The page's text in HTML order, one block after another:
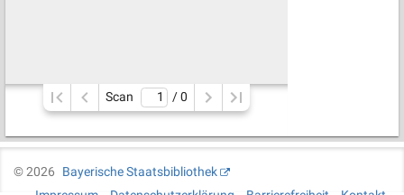
Scan / 0
©2026
Bayerische Staatsbibliothek